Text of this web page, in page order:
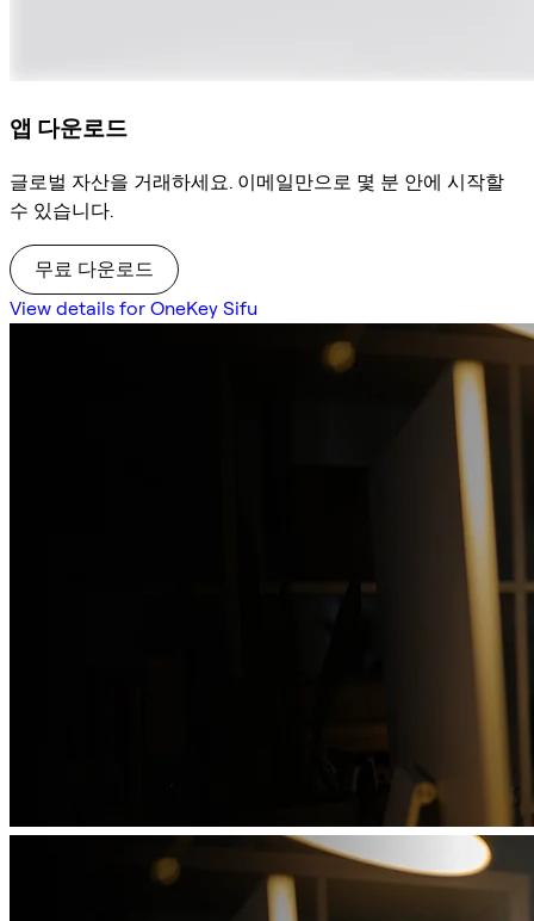
앱 다운로드
글로벌 자산을 거래하세요. 이메일만으로 몇 분 안에 시작할
수 있습니다.
무료 다운로드
View details for OneKey Sifu